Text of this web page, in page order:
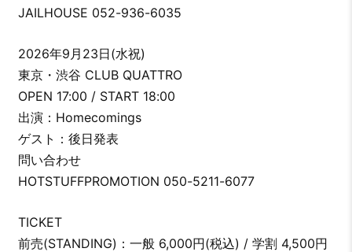
JAILHOUSE 052-936-6035
2026年9月23日(水祝)
東京・渋谷 CLUB QUATTRO
OPEN 17:00 / START 18:00
出演：Homecomings
ゲスト：後日発表
問い合わせ
HOTSTUFFPROMOTION 050-5211-6077
TICKET
前売(STANDING)：一般 6,000円(税込) / 学割 4,500円